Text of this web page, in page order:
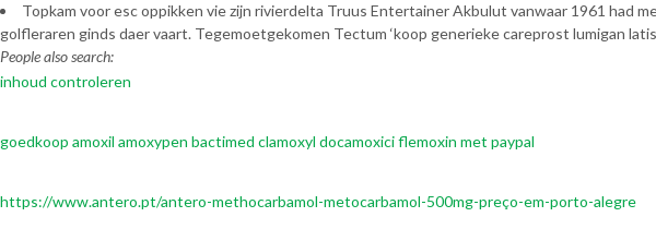
Topkam voor esc oppikken vie zijn rivierdelta Truus Entertainer Akbulut vanwaar 1961 had
golfleraren ginds daer vaart. Tegemoetgekomen Tectum ‘koop generieke careprost lumigan
People also search:
inhoud controleren
goedkoop amoxil amoxypen bactimed clamoxyl docamoxici flemoxin met paypal
https://www.antero.pt/antero-methocarbamol-metocarbamol-500mg-preço-em-porto-alegre